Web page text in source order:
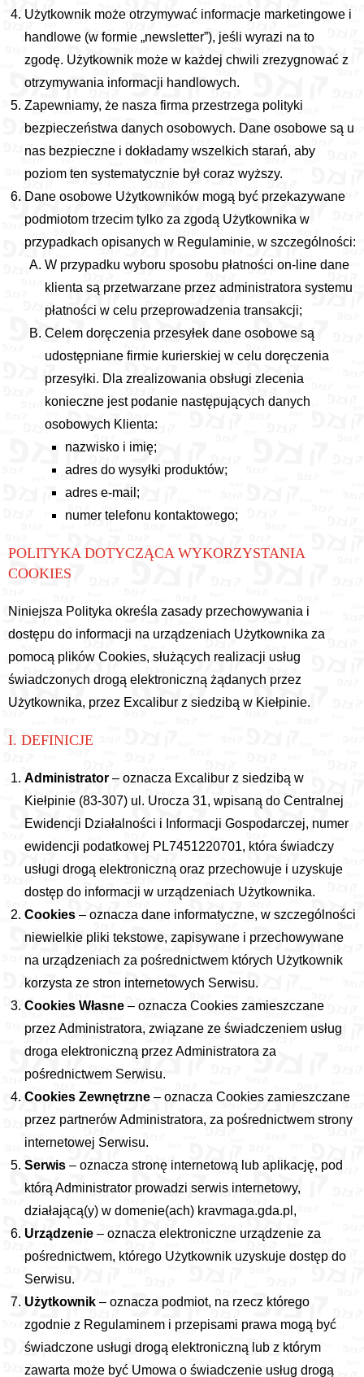
Użytkownik może otrzymywać informacje marketingowe i
handlowe (w formie „newsletter”), jeśli wyrazi na to
zgodę. Użytkownik może w każdej chwili zrezygnować z
otrzymywania informacji handlowych.
Zapewniamy, że nasza firma przestrzega polityki
bezpieczeństwa danych osobowych. Dane osobowe są u
nas bezpieczne i dokładamy wszelkich starań, aby
poziom ten systematycznie był coraz wyższy.
Dane osobowe Użytkowników mogą być przekazywane
podmiotom trzecim tylko za zgodą Użytkownika w
przypadkach opisanych w Regulaminie, w szczególności:
W przypadku wyboru sposobu płatności on-line dane
klienta są przetwarzane przez administratora systemu
płatności w celu przeprowadzenia transakcji;
Celem doręczenia przesyłek dane osobowe są
udostępniane firmie kurierskiej w celu doręczenia
przesyłki. Dla zrealizowania obsługi zlecenia
konieczne jest podanie następujących danych
osobowych Klienta:
nazwisko i imię;
adres do wysyłki produktów;
adres e-mail;
numer telefonu kontaktowego;
POLITYKA DOTYCZĄCA WYKORZYSTANIA
COOKIES
Niniejsza Polityka określa zasady przechowywania i
dostępu do informacji na urządzeniach Użytkownika za
pomocą plików Cookies, służących realizacji usług
świadczonych drogą elektroniczną żądanych przez
Użytkownika, przez Excalibur z siedzibą w Kiełpinie.
I. DEFINICJE
Administrator – oznacza Excalibur z siedzibą w
Kiełpinie (83-307) ul. Urocza 31, wpisaną do Centralnej
Ewidencji Działalności i Informacji Gospodarczej, numer
ewidencji podatkowej PL7451220701, która świadczy
usługi drogą elektroniczną oraz przechowuje i uzyskuje
dostęp do informacji w urządzeniach Użytkownika.
Cookies – oznacza dane informatyczne, w szczególności
niewielkie pliki tekstowe, zapisywane i przechowywane
na urządzeniach za pośrednictwem których Użytkownik
korzysta ze stron internetowych Serwisu.
Cookies Własne – oznacza Cookies zamieszczane
przez Administratora, związane ze świadczeniem usług
droga elektroniczną przez Administratora za
pośrednictwem Serwisu.
Cookies Zewnętrzne – oznacza Cookies zamieszczane
przez partnerów Administratora, za pośrednictwem strony
internetowej Serwisu.
Serwis – oznacza stronę internetową lub aplikację, pod
którą Administrator prowadzi serwis internetowy,
działającą(y) w domenie(ach) kravmaga.gda.pl,
Urządzenie – oznacza elektroniczne urządzenie za
pośrednictwem, którego Użytkownik uzyskuje dostęp do
Serwisu.
Użytkownik – oznacza podmiot, na rzecz którego
zgodnie z Regulaminem i przepisami prawa mogą być
świadczone usługi drogą elektroniczną lub z którym
zawarta może być Umowa o świadczenie usług drogą